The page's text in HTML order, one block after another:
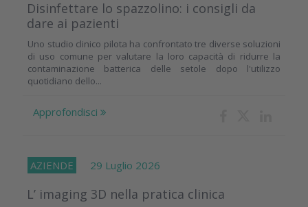
Disinfettare lo spazzolino: i consigli da
dare ai pazienti
Uno studio clinico pilota ha confrontato tre diverse soluzioni
di uso comune per valutare la loro capacità di ridurre la
contaminazione batterica delle setole dopo l'utilizzo
quotidiano dello...
Approfondisci
AZIENDE 29 Luglio 2026
L’ imaging 3D nella pratica clinica